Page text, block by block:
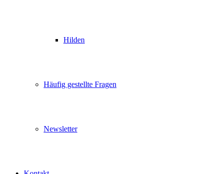
Hilden
Häufig gestellte Fragen
Newsletter